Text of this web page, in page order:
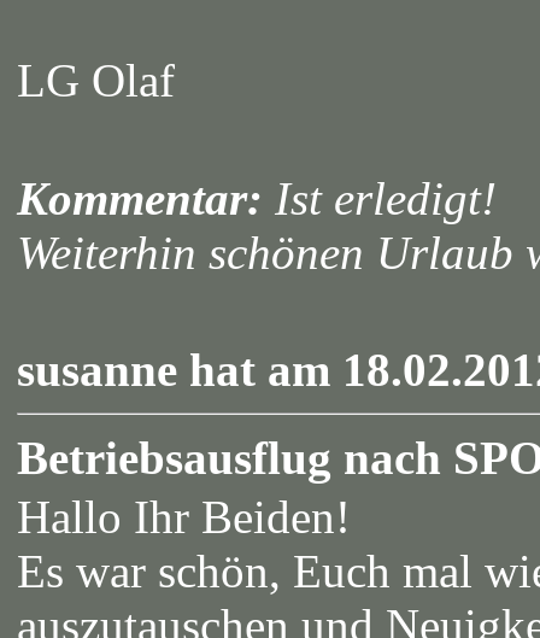
LG Olaf
Kommentar: Ist erledigt!
Weiterhin schönen Urlaub
susanne hat am
Betriebsausflug nach
Hallo Ihr Beiden!
Es war schön, Euch mal
auszutauschen und